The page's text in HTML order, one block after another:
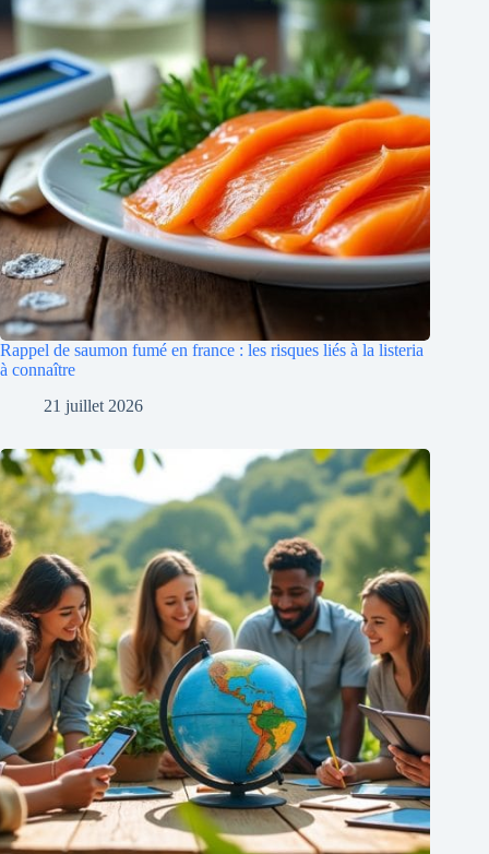
Rappel de saumon fumé en france : les risques liés à la listeria
à connaître
21 juillet 2026